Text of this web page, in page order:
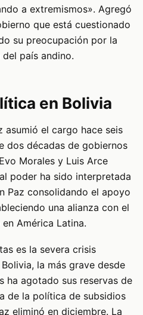
a extremismos». Agregó
que está cuestionado
su preocupación por la
país andino.
en Bolivia
asumió el cargo hace seis
dos décadas de gobiernos
Morales y Luis Arce
poder ha sido interpretada
Paz consolidando el apoyo
una alianza con el
América Latina.
es la severa crisis
la más grave desde
ha agotado sus reservas de
de la política de subsidios
eliminó en diciembre. La